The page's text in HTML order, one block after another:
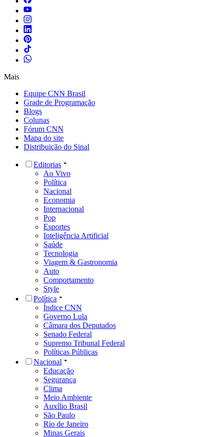
Mais
Equipe CNN Brasil
Grade de Programação
Blogs
Colunas
Fórum CNN
Mapa do site
Distribuição do Sinal
Editorias
Ao Vivo
Política
Nacional
Economia
Internacional
Pop
Esportes
Inteligência Artificial
Saúde
Tecnologia
Viagem & Gastronomia
Auto
Comportamento
Style
Política
Índice CNN
Governo Lula
Câmara dos Deputados
Senado Federal
Supremo Tribunal Federal
Políticas Públicas
Nacional
Educação
Segurança
Clima
Meio Ambiente
Auxílio Brasil
São Paulo
Rio de Janeiro
Minas Gerais